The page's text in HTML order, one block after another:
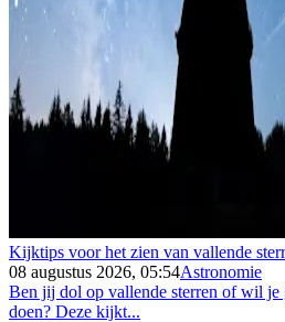
Kijktips voor het zien van vallende
08 augustus 2026, 05:54Astronomie
Ben jij dol op vallende sterren of wil je
doen? Deze kijkt...